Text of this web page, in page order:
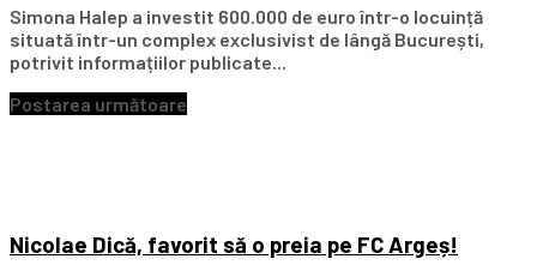
Simona Halep a investit 600.000 de euro într-o locuință
situată într-un complex exclusivist de lângă București,
potrivit informațiilor publicate...
Postarea următoare
Nicolae Dică, favorit să o preia pe FC Argeș!